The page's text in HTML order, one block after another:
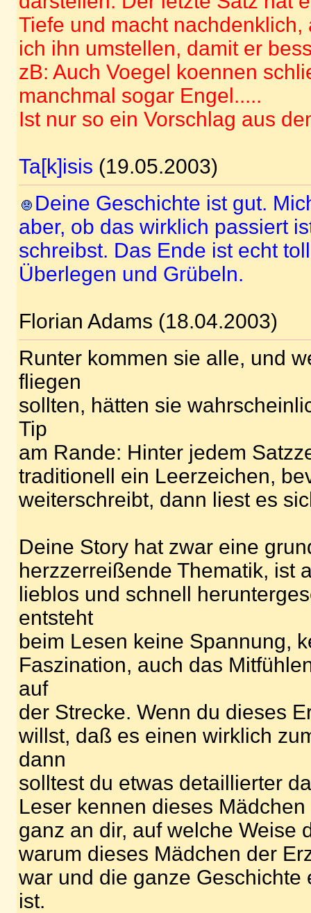
Tiefe und macht
ich ihn umstellen, damit er
zB: Auch Voegel koennen
manchmal sogar Engel.....
Ist nur so ein Vorschlag aus
Ta[k]isis (19.05.2003)
Deine Geschichte ist gut.
aber, ob das wirklich passiert
schreibst. Das Ende ist echt
Überlegen und Grübeln.
Florian Adams (18.04.2003)
Runter kommen sie alle, und
fliegen
sollten, hätten sie
Tip
am Rande: Hinter jedem
traditionell ein Leerzeichen,
weiterschreibt, dann liest es
Deine Story hat zwar eine
herzzerreißende Thematik, ist
lieblos und schnell
entsteht
beim Lesen keine Spannung,
Faszination, auch das
auf
der Strecke. Wenn du dieses
willst, daß es einen wirklich
dann
solltest du etwas detaillierter
Leser kennen dieses
ganz an dir, auf welche Weise
warum dieses Mädchen der
war und die ganze Geschichte
ist.